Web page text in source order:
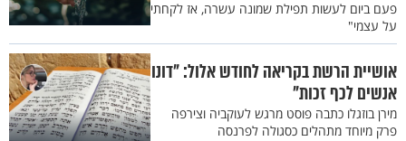
פעם ביום לעשות תפילת שמונה עשרה, אז לקחתי
על עצמי"
אושיית הרשת בקריאה לחודש אלול: "דונו
אנשים לכף זכות"
מירן בוזגלו כתבה פוסט מרגש לעוקביה וצירפה
פרק מיוחד מתהלים כסגולה לפרנסה